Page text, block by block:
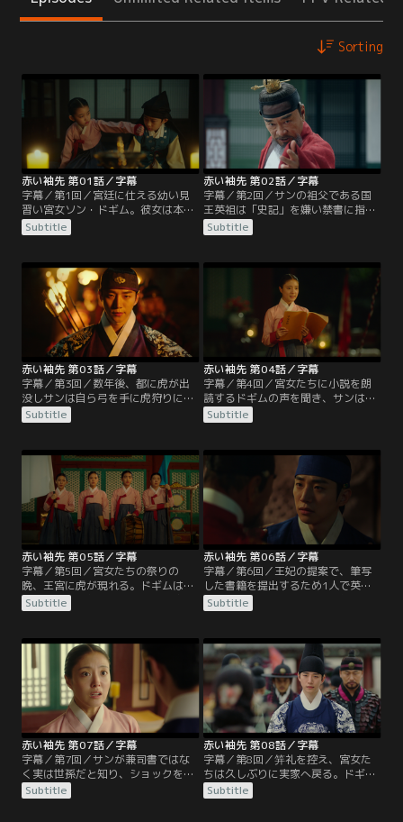
Sorting
赤い袖先 第01話／字幕
字幕／第1回／宮廷に仕える幼い見
習い宮女ソン・ドギム。彼女は本を
読み聞かせる伝奇叟（チョンギス）
遊びが得意だ。その日も大勢の仲間
宮たちにバレて叱られ、罰として亡
くなった暎嬪（ヨンビン）の弔問に
夜、1人で行かされる。一方、実の
祖母、暎嬪の死を知った王世孫イ・
サンも、東宮殿を抜け出し1人で後
宮に向かう。
Subtitle
赤い袖先 第02話／字幕
字幕／第2回／サンの祖父である国
王英祖は「史記」を嫌い禁書に指定
していたが、サンはそれを密かに所
持していた。サンを世孫から廃そう
し、英祖は激怒する。宮女たちの会
話からそれを聞いたドギムは東宮の
書庫に行き、問題の頁を破いてしま
う。英祖はサンが破いたと思って怒
りを解き、サンはホン・ドンノの機
転だと思い感謝する。
Subtitle
赤い袖先 第03話／字幕
字幕／第3回／数年後、都に虎が出
没しサンは自ら弓を手に虎狩りに乗
り出す。東宮殿に「罪人の子は王に
なれない」という矢文が打ち込まれ
思悼（サド）世子のことだ。そんな
ある日、ドギムは足を踏み外してサ
ンにぶつかり、2人は池の中に落ち
てしまう。罰として反省文を提出す
ることになったドギムが東宮の書庫
にいると、1人の男が現れて…。
Subtitle
赤い袖先 第04話／字幕
字幕／第4回／宮女たちに小説を朗
読するドギムの声を聞き、サンはつ
らい記憶を思い出す。父の英祖に愛
されず、息子のサンにつらく当たる
する。ドギムは平伏し2人は互いに
顔は分からない。筆跡から書庫の生
意気な宮女だと気づいたサンは書き
直しを命ずる。サンを兼司書ドンノ
だと思っているドギムは、彼に相談
しようとするが…。
Subtitle
赤い袖先 第05話／字幕
字幕／第5回／宮女たちの祭りの
晩、王宮に虎が現れる。ドギムはサ
ンの頼みで、朗読すると言って宮女
たちを集め脱出させる。ドギムが虎
ギムを救う。宮廷では、勝手に兵を
動かしたサンに非難が集まる。虎退
治に参加した兼司書（実はサン）に
も罰が下ると聞いたドギムは、サン
の妹たちと王妃のもとに参上しサン
の許しを願うが…。
Subtitle
赤い袖先 第06話／字幕
字幕／第6回／王妃の提案で、筆写
した書籍を提出するため1人で英祖
に謁見することになったドギム。書
を提出するだけで下がろうと思って
思わず「東宮を許して欲しい」と言
ってしまう。激怒した英祖はドギム
に死ねと言い放つ。死ぬ前に望みは
あるかと聞かれ、ドギムは家の没落
と兄との別離について語り出す。そ
れを聞いた英祖は…。
Subtitle
赤い袖先 第07話／字幕
字幕／第7回／サンが兼司書ではな
く実は世孫だと知り、ショックを受
けるドギム。一方、サンは自派の秘
密会議を持ち、虎を捕えた夜に自分
Subtitle
赤い袖先 第08話／字幕
字幕／第8回／笄礼を控え、宮女た
ちは久しぶりに実家へ戻る。ドギム
が向かったのはサンの実母、恵嬪
（ヘビン）の屋敷だった。逆賊の汚
Subtitle